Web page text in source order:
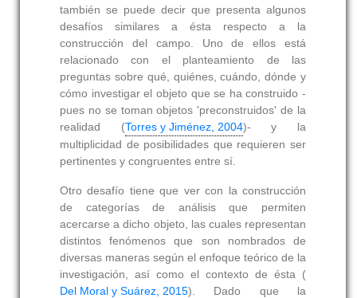
también se puede decir que presenta algunos
desafíos similares a ésta respecto a la
construcción del campo. Uno de ellos está
relacionado con el planteamiento de las
preguntas sobre qué, quiénes, cuándo, dónde y
cómo investigar el objeto que se ha construido -
pues no se toman objetos 'preconstruidos' de la
realidad (Torres y Jiménez, 2004)- y la
multiplicidad de posibilidades que requieren ser
pertinentes y congruentes entre sí.
Otro desafío tiene que ver con la construcción
de categorías de análisis que permiten
acercarse a dicho objeto, las cuales representan
distintos fenómenos que son nombrados de
diversas maneras según el enfoque teórico de la
investigación, así como el contexto de ésta (
Del Moral y Suárez, 2015). Dado que la